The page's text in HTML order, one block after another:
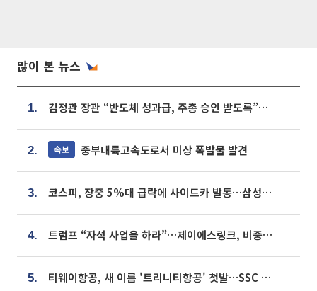
많이 본 뉴스
1. 김정관 장관 “반도체 성과급, 주총 승인 받도록”…상법·자본시장법 개정 시사
2. 속보 중부내륙고속도로서 미상 폭발물 발견
3. 코스피, 장중 5%대 급락에 사이드카 발동…삼성·SK 동반 폭락
4. 트럼프 “자석 사업을 하라”…제이에스링크, 비중국 영구자석 공급망 구축 속도
5. 티웨이항공, 새 이름 '트리니티항공' 첫발…SSC 전략 본격화